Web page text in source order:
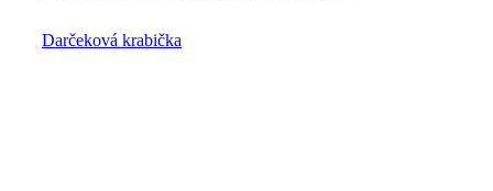
Darčeková krabička